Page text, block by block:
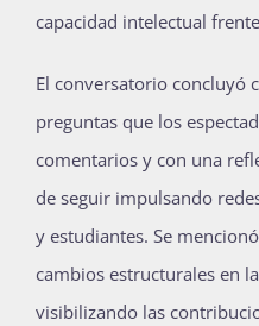
capacidad intelectual
El conversatorio concluyó
preguntas que los
comentarios y con una
de seguir impulsando
y estudiantes. Se
cambios estructurales en
visibilizando las